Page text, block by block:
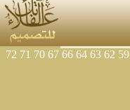
59
62
63
64
66
67
70
71
72